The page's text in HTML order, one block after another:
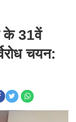
के 31वें
चयन: